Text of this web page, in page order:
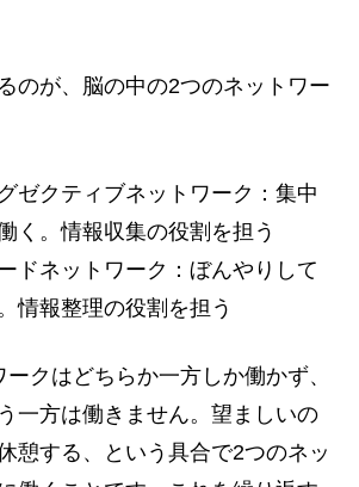
のが、脳の中の2つのネットワー
ゼクティブネットワーク：集中
く。情報収集の役割を担う
ドネットワーク：ぼんやりして
情報整理の役割を担う
クはどちらか一方しか働かず、
一方は働きません。望ましいの
憩する、という具合で2つのネッ